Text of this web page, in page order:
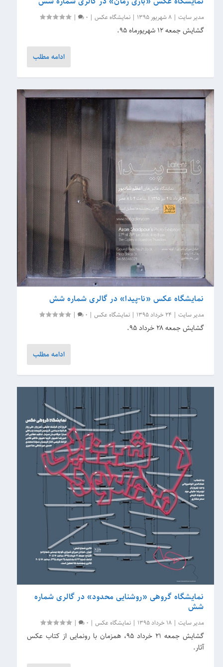
مدیر سایت |8 شهریور 1395 |نمایشگاه عکس |
0
|
گشایش جمعه ۱۲ شهریورماه ۹۵.
ادامه مطلب
نمایشگاه عکس «نا‌-پیدا» در گالری شماره شش
مدیر سایت | 24 خرداد 1395 |نمایشگاه عکس |
0
|
گشایش جمعه ۲۸ خرداد ۹۵.
ادامه مطلب
نمایشگاه گروهی «روشنایی محدود» در گالری شماره
شش
مدیر سایت |18 خرداد 1395 |نمایشگاه عکس |
0
|
گشایش جمعه ۲۱ خرداد ۹۵، همزمان با رونمایی از کتاب عکس
آثار.